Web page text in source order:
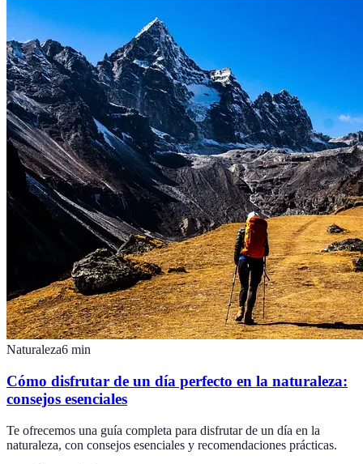
Naturaleza6 min
Cómo disfrutar de un día perfecto en la naturaleza:
consejos esenciales
Te ofrecemos una guía completa para disfrutar de un día en la
naturaleza, con consejos esenciales y recomendaciones prácticas.